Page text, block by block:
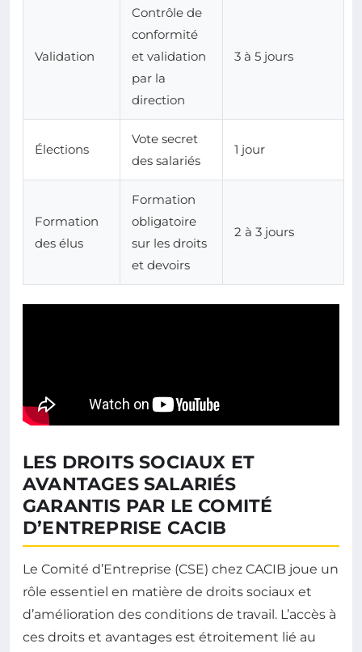
Validation
Contrôle de
conformité
et validation
par la
direction
3 à 5 jours
Élections
Vote secret
des salariés
1 jour
Formation
des élus
Formation
obligatoire
sur les droits
et devoirs
2 à 3 jours
LES DROITS SOCIAUX ET
AVANTAGES SALARIÉS
GARANTIS PAR LE COMITÉ
D’ENTREPRISE CACIB
Le Comité d’Entreprise (CSE) chez CACIB joue un
rôle essentiel en matière de droits sociaux et
d’amélioration des conditions de travail. L’accès à
ces droits et avantages est étroitement lié au